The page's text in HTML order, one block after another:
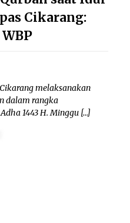
Berjalan
dan Enak di
Cikarang:
melaksanakan
dalam rangka
1443 H. Minggu […]